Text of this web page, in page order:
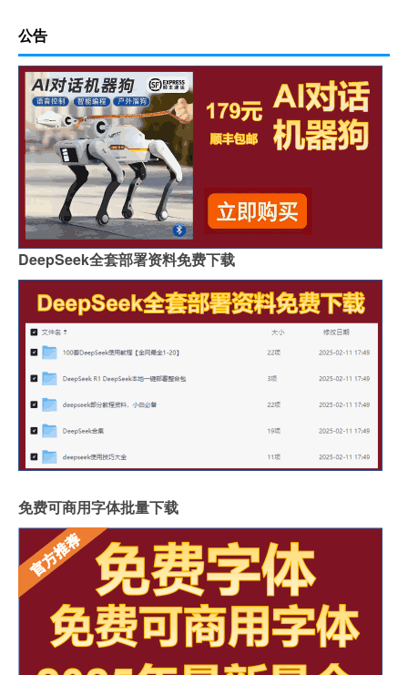
公告
DeepSeek全套部署资料免费下载
免费可商用字体批量下载